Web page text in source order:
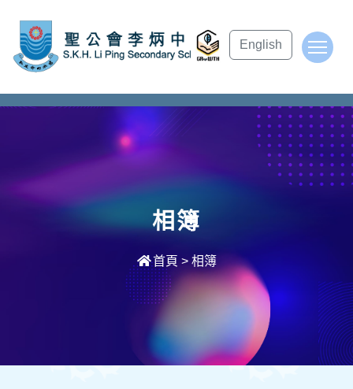
English
相簿
首頁 > 相簿